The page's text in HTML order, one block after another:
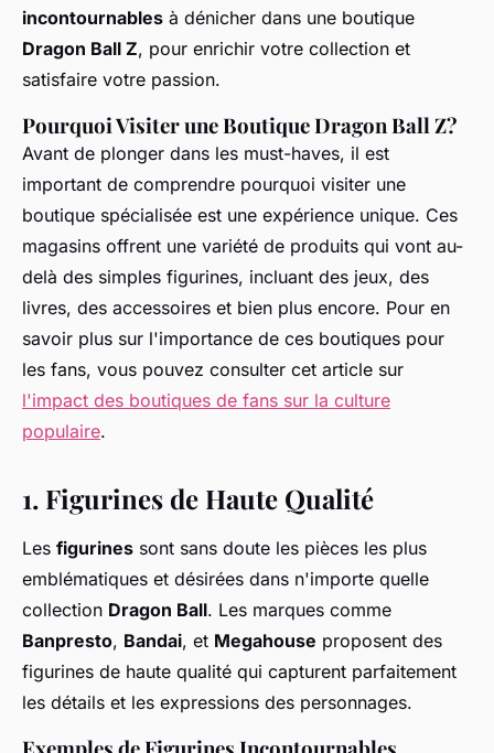
incontournables à dénicher dans une boutique
Dragon Ball Z, pour enrichir votre collection et
satisfaire votre passion.
Pourquoi Visiter une Boutique Dragon Ball Z?
Avant de plonger dans les must-haves, il est
important de comprendre pourquoi visiter une
boutique spécialisée est une expérience unique. Ces
magasins offrent une variété de produits qui vont au-
delà des simples figurines, incluant des jeux, des
livres, des accessoires et bien plus encore. Pour en
savoir plus sur l'importance de ces boutiques pour
les fans, vous pouvez consulter cet article sur
l'impact des boutiques de fans sur la culture
populaire.
1. Figurines de Haute Qualité
Les figurines sont sans doute les pièces les plus
emblématiques et désirées dans n'importe quelle
collection Dragon Ball. Les marques comme
Banpresto, Bandai, et Megahouse proposent des
figurines de haute qualité qui capturent parfaitement
les détails et les expressions des personnages.